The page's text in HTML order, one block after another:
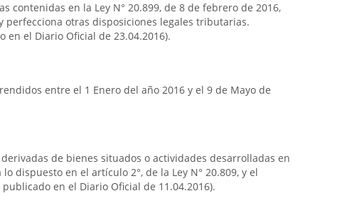
contenidas en la Ley N° 20.899, de 8 de febrero de 2016,
otras disposiciones legales tributarias.
en el Diario Oficial de 23.04.2016).
entre el 1 Enero del año 2016 y el 9 de Mayo de
de bienes situados o actividades desarrolladas en
dispuesto en el artículo 2°, de la Ley N° 20.809, y el
en el Diario Oficial de 11.04.2016).